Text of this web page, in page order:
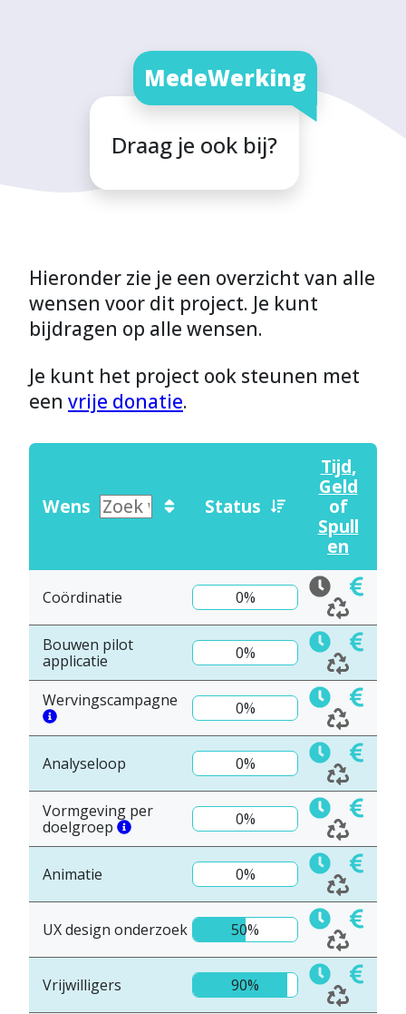
MedeWerking
Draag je ook bij?
Hieronder zie je een overzicht van alle
wensen voor dit project. Je kunt
bijdragen op alle wensen.
Je kunt het project ook steunen met
een vrije donatie.
Wens Status
Tijd,
Geld
of
Spull
en
Coördinatie 0%
Bouwen pilot
applicatie
0%
Wervingscampagne 0%
Analyseloop 0%
Vormgeving per
doelgroep
0%
Animatie 0%
UX design onderzoek 50%
Vrijwilligers 90%